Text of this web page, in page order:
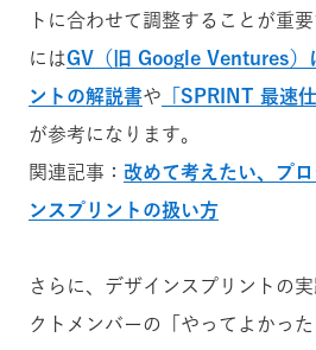
トに合わせて調整することが重
にはGV（旧 Google Ventures）
ントの解説書や 「SPRINT 最速仕
が参考になります。
関連記事： 改めて考えたい、プ
ンスプリントの扱い方
さらに、デザインスプリントの
クトメンバーの「やってよかった